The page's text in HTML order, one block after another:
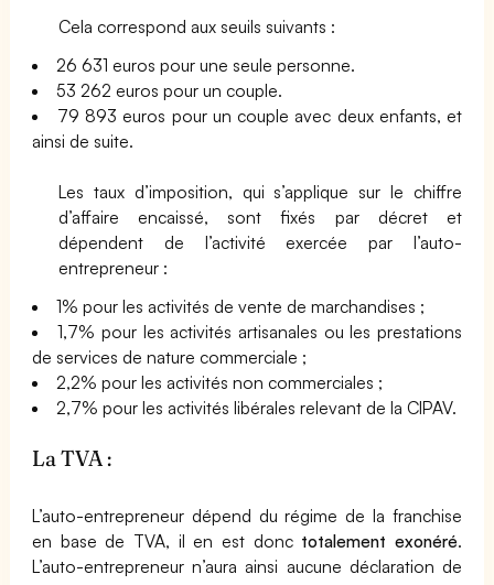
Cela correspond aux seuils suivants :
26 631 euros pour une seule personne.
53 262 euros pour un couple.
79 893 euros pour un couple avec deux enfants, et
ainsi de suite.
Les taux d’imposition, qui s’applique sur le chiffre
d’affaire encaissé, sont fixés par décret et
dépendent de l’activité exercée par l’auto-
entrepreneur :
1% pour les activités de vente de marchandises ;
1,7% pour les activités artisanales ou les prestations
de services de nature commerciale ;
2,2% pour les activités non commerciales ;
2,7% pour les activités libérales relevant de la CIPAV.
La TVA :
L’auto-entrepreneur dépend du régime de la franchise
en base de TVA, il en est donc totalement exonéré.
L’auto-entrepreneur n’aura ainsi aucune déclaration de